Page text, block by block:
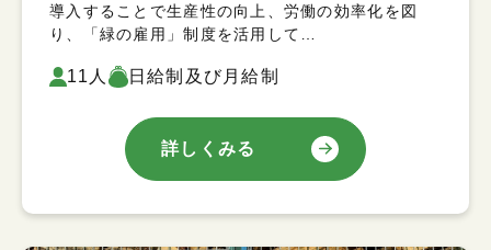
導入することで生産性の向上、労働の効率化を図
り、「緑の雇用」制度を活用して…
11人 日給制及び月給制
詳しくみる